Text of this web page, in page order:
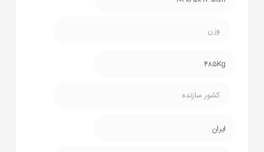
وزن
485Kg
کشور سازنده
ایران